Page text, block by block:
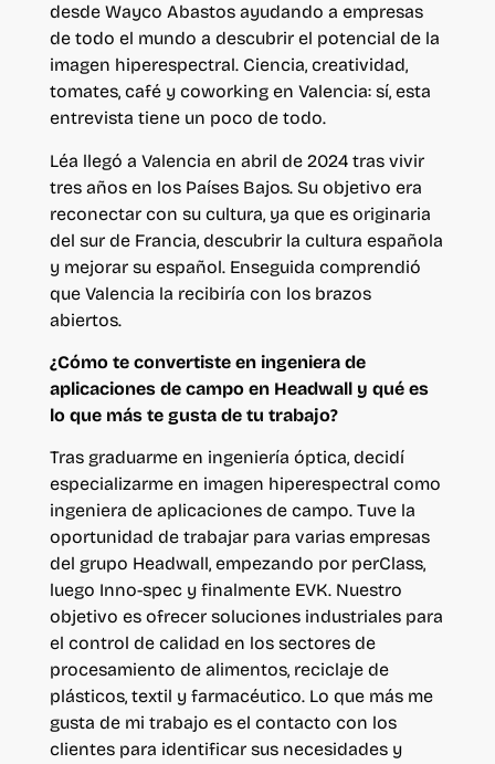
desde Wayco Abastos ayudando a empresas
de todo el mundo a descubrir el potencial de la
imagen hiperespectral. Ciencia, creatividad,
tomates, café y coworking en Valencia: sí, esta
entrevista tiene un poco de todo.
Léa llegó a Valencia en abril de 2024 tras vivir
tres años en los Países Bajos. Su objetivo era
reconectar con su cultura, ya que es originaria
del sur de Francia, descubrir la cultura española
y mejorar su español. Enseguida comprendió
que Valencia la recibiría con los brazos
abiertos.
¿Cómo te convertiste en ingeniera de
aplicaciones de campo en Headwall y qué es
lo que más te gusta de tu trabajo?
Tras graduarme en ingeniería óptica, decidí
especializarme en imagen hiperespectral como
ingeniera de aplicaciones de campo. Tuve la
oportunidad de trabajar para varias empresas
del grupo Headwall, empezando por perClass,
luego Inno-spec y finalmente EVK. Nuestro
objetivo es ofrecer soluciones industriales para
el control de calidad en los sectores de
procesamiento de alimentos, reciclaje de
plásticos, textil y farmacéutico. Lo que más me
gusta de mi trabajo es el contacto con los
clientes para identificar sus necesidades y